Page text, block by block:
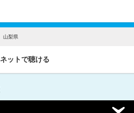
山梨県
ットで聴ける